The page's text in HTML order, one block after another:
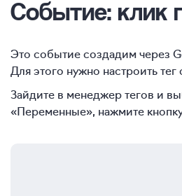
Событие: клик
Это событие создадим через
Для этого нужно настроить тег
Зайдите в менеджер тегов и
«Переменные», нажмите